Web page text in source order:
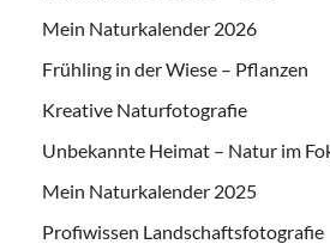
Mein Naturkalender 2026
Frühling in der Wiese – Pflanzen
Kreative Naturfotografie
Unbekannte Heimat – Natur im
Mein Naturkalender 2025
Profiwissen Landschaftsfotografie